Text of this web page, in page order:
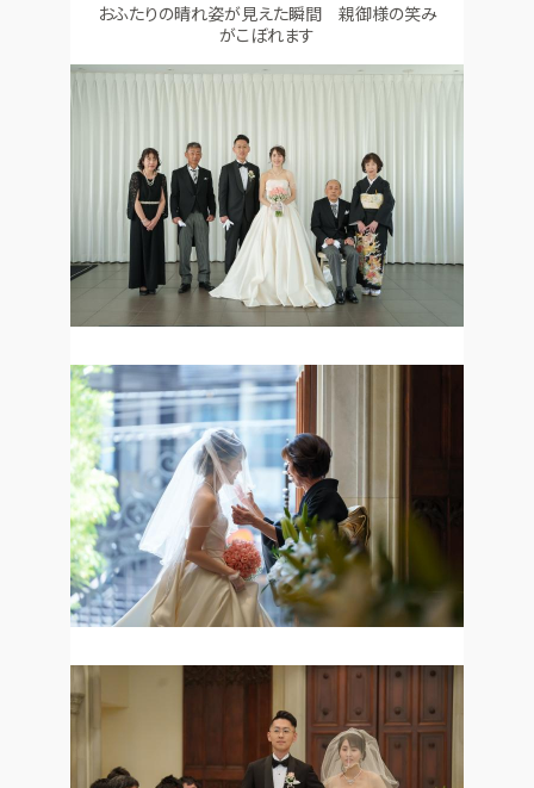
おふたりの晴れ姿が見えた瞬間 親御様の笑み
がこぼれます